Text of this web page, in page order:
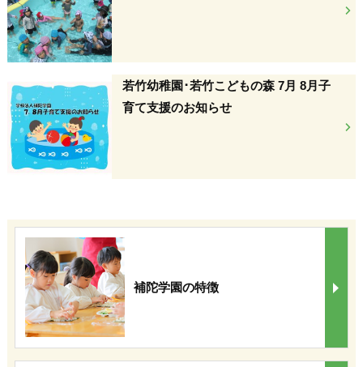
若竹幼稚園･若竹こどもの森 7月 8月子
育て支援のお知らせ
補陀学園の特徴